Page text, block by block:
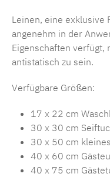
Leinen, eine exklusive
angenehm in der
Eigenschaften verfügt,
antistatisch zu sein.
Verfügbare Größen:
17 x 22 cm
30 x 30 cm
30 x 50 cm
40 x 60 cm
40 x 75 cm